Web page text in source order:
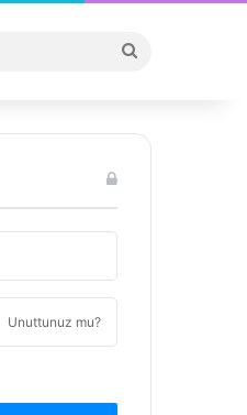
...
Unuttunuz mu?